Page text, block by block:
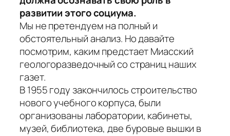
развитии этого социума.
Мы не претендуем на полный и
обстоятельный анализ. Но давайте
посмотрим, каким предстает Миасский
геологоразведочный со страниц наших
газет.
В 1955 году закончилось строительство
нового учебного корпуса, были
организованы лаборатории, кабинеты,
музей, библиотека, две буровые вышки в